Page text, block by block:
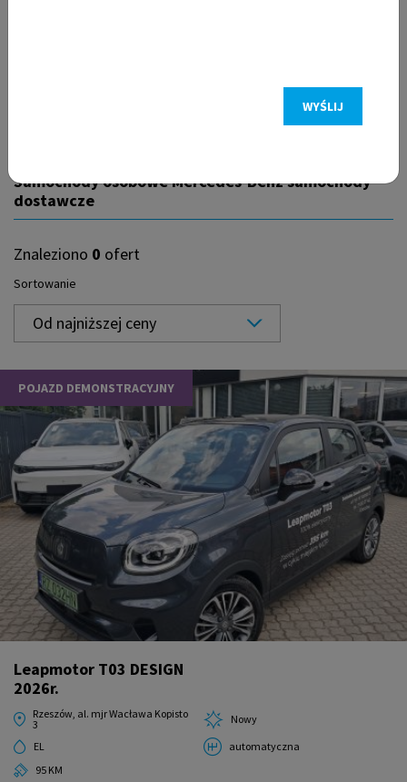
Samochody osobowe Mercedes-Benz samochody
dostawcze
Znaleziono 0 ofert
Sortowanie
Od najniższej ceny
POJAZD DEMONSTRACYJNY
Leapmotor T03 DESIGN
2026r.
Rzeszów, al. mjr Wacława Kopisto
3
Nowy
EL
automatyczna
95 KM
WYŚLIJ